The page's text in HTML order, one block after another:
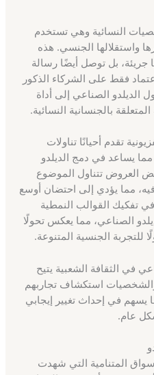
النسائية وهي تستخدم
واستقلالها الجنسي. هذه
جريئة، بل توصل أيضًا رسالة
فقط على الشركاء الذكور
الديلدو الصناعي إلى أداة
بالجنسانية النسائية.
تقدم أحيانًا تناولات
مما يساعد في دمج الديلدو
العروض تتناول الموضوع
مما يؤدي إلى احتضان أوسع
تفكيك القوالب النمطية
الصناعي، مما يعكس تحولًا
للتجربة الجنسية المتنوعة.
في الثقافة الشعبية يتيح
استكشاف تجاربهم
يسهم في إحداث تغيير إيجابي
عام.
المتنامية التي شهدت